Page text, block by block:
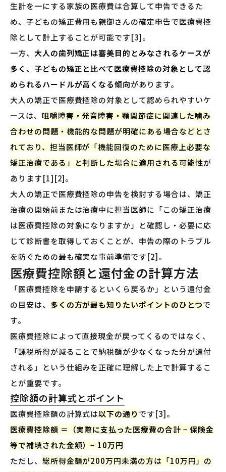
生計を一にする家族の医療費は合算して申告できるた
め、子どもの矯正費用も親御さんの確定申告で医療費控
除として計上することが可能です[3]。
一方、 大人の歯列矯正は審美目的とみなされるケースが
多く、子どもの矯正と比べて医療費控除の対象として認
められるハードルが高くなる傾向があります。
大人の矯正で医療費控除の対象として認められやすいケ
ースは、 咀嚼障害・発音障害・顎関節症に関連した噛み
合わせの問題・機能的な問題が明確にある場合などとさ
れており、担当医師が「機能回復のために医療上必要な
矯正治療である」と判断した場合に適用される可能性が
あります[1][2]。
大人の矯正で医療費控除の申告を検討する場合は、矯正
治療の開始前または治療中に担当医師に「この矯正治療
は医療費控除の対象になりますか」と確認し・必要に応
じて診断書を取得しておくことが、申告の際のトラブル
を防ぐための最も確実な事前準備です[2]。
医療費控除額と還付金の計算方法
「医療費控除を申請するといくら戻るか」という還付金
の目安は、 多くの方が最も知りたいポイントのひとつで
す。
医療費控除によって直接現金が戻ってくるのではなく、
「課税所得が減ることで納税額が少なくなった分が還付
される」という仕組みを正確に理解した上で計算するこ
とが重要です。
控除額の計算式とポイント
医療費控除額の計算式は以下の通り です[3]。
医療費控除額 ＝（実際に支払った医療費の合計 − 保険金
等で補填された金額）− 10万円
ただし、 総所得金額が200万円未満の方は「10万円」の